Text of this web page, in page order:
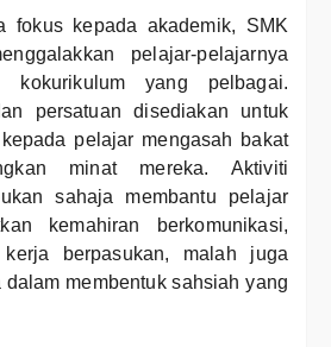
fokus kepada akademik, SMK
pelajar-pelajarnya
kokurikulum yang pelbagai.
persatuan disediakan untuk
pelajar mengasah bakat
minat mereka. Aktiviti
sahaja membantu pelajar
kemahiran berkomunikasi,
berpasukan, malah juga
dalam membentuk sahsiah yang